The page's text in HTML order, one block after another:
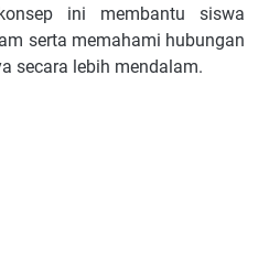
ini membantu siswa
serta memahami hubungan
secara lebih mendalam.